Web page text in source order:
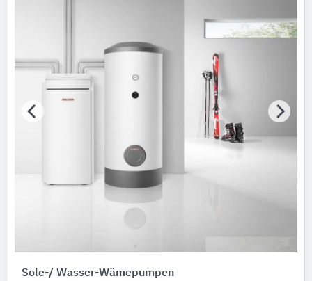
Sole-/ Wasser-Wämepumpen